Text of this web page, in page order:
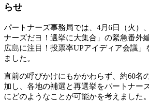
らせ
パートナーズ事務局では、4月6日（火）
ナーズだヨ！選挙に大集合」の緊急番外
広島に注目！投票率UPアイディア会議」
ました。
直前の呼びかけにもかかわらず、約60名
加し、各地の補選と再選挙をパートナー
にどのようなことが可能かを考えました。